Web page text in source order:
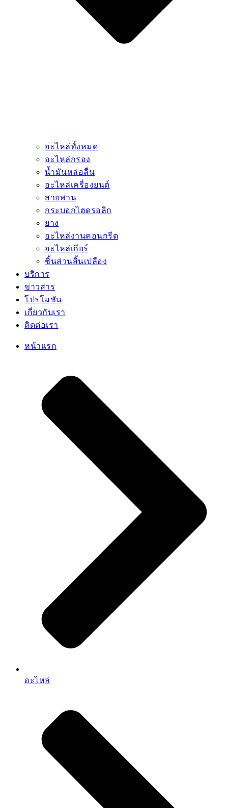
อะไหล่ทั้งหมด
อะไหล่กรอง
น้ำมันหล่อลื่น
อะไหล่เครื่องยนต์
สายพาน
กระบอกไฮดรอลิก
ยาง
อะไหล่งานคอนกรีต
อะไหล่เกียร์
ชิ้นส่วนสิ้นเปลือง
บริการ
ข่าวสาร
โปรโมชัน
เกี่ยวกับเรา
ติดต่อเรา
หน้าแรก
อะไหล่